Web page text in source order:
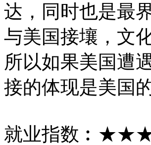
达，同时也是最
与美国接壤，文
所以如果美国遭
接的体现是美国
就业指数